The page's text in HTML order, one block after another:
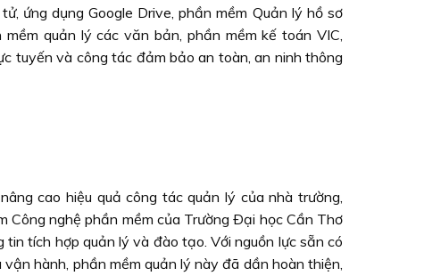
ứng dụng Google Drive, phần mềm Quản lý hồ sơ
quản lý các văn bản, phần mềm kế toán VIC,
tuyến và công tác đảm bảo an toàn, an ninh thông
cao hiệu quả công tác quản lý của nhà trường,
nghệ phần mềm của Trường Ðại học Cần Thơ
tích hợp quản lý và đào tạo. Với nguồn lực sẵn có
hành, phần mềm quản lý này đã dần hoàn thiện,